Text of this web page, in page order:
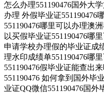
怎么办理551190476国外大
办理 外假毕业证551190476
551190476哪里可以办理澳
以买假毕业证551190476哪
申请学校办理假的毕业证成
理水印成绩单551190476哪
551190476假毕业证能查出
551190476 如何拿到国外毕
业证QQ微信551190476国外